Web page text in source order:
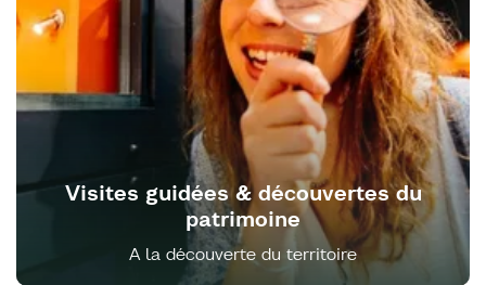
Visites guidées & découvertes du
patrimoine
A la découverte du territoire